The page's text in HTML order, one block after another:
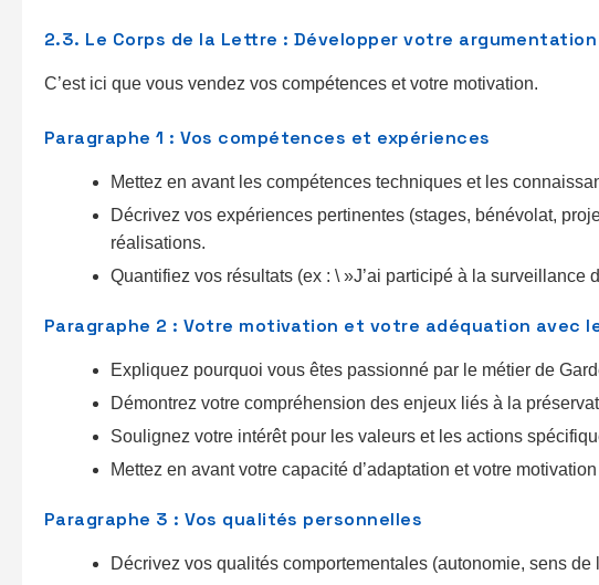
2.3. Le Corps de la Lettre : Développer votre argumentation
C’est ici que vous vendez vos compétences et votre motivation.
Paragraphe 1 : Vos compétences et expériences
Mettez en avant les compétences techniques et les
Décrivez vos expériences pertinentes (stages, bénévolat,
réalisations.
Quantifiez vos résultats (ex : \ »J’ai participé à la
Paragraphe 2 : Votre motivation et votre adéquation avec
Expliquez pourquoi vous êtes passionné par le métier de
Démontrez votre compréhension des enjeux liés à la
Soulignez votre intérêt pour les valeurs et les actions
Mettez en avant votre capacité d’adaptation et votre
Paragraphe 3 : Vos qualités personnelles
Décrivez vos qualités comportementales (autonomie, sens